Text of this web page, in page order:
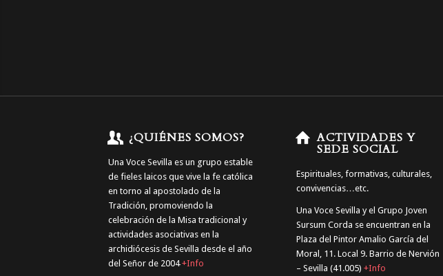
¿QUIÉNES SOMOS?
Una Voce Sevilla es un grupo estable
de fieles laicos que vive la fe católica
en torno al apostolado de la
Tradición, promoviendo la
celebración de la Misa tradicional y
actividades asociativas en la
archidiócesis de Sevilla desde el año
del Señor de 2004+Info
ACTIVIDADES Y
SEDE SOCIAL
Espirituales, formativas, culturales,
convivencias…etc.
Una Voce Sevilla y el Grupo Joven
Sursum Corda se encuentran en la
Plaza del Pintor Amalio García del
Moral, 11. Local 9. Barrio de Nervión
– Sevilla (41.005) +Info